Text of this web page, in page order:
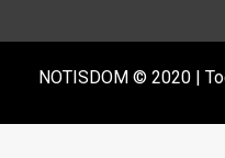
NOTISDOM © 2020 |